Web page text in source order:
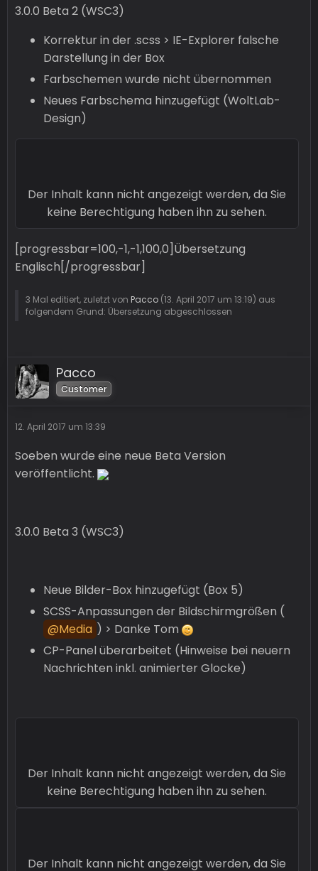
3.0.0 Beta 2 (WSC3)
Korrektur in der .scss > IE-Explorer falsche
Darstellung in der Box
Farbschemen wurde nicht übernommen
Neues Farbschema hinzugefügt (WoltLab-
Design)
Der Inhalt kann nicht angezeigt werden, da Sie
keine Berechtigung haben ihn zu sehen.
[progressbar=100,-1,-1,100,0]Übersetzung
Englisch[/progressbar]
3 Mal editiert, zuletzt von Pacco (13. April 2017 um 13:19) aus
folgendem Grund: Übersetzung abgeschlossen
Pacco
Customer
12. April 2017 um 13:39
Soeben wurde eine neue Beta Version
veröffentlicht.
3.0.0 Beta 3 (WSC3)
Neue Bilder-Box hinzugefügt (Box 5)
SCSS-Anpassungen der Bildschirmgrößen (
Media ) > Danke Tom
CP-Panel überarbeitet (Hinweise bei neuern
Nachrichten inkl. animierter Glocke)
Der Inhalt kann nicht angezeigt werden, da Sie
keine Berechtigung haben ihn zu sehen.
Der Inhalt kann nicht angezeigt werden, da Sie